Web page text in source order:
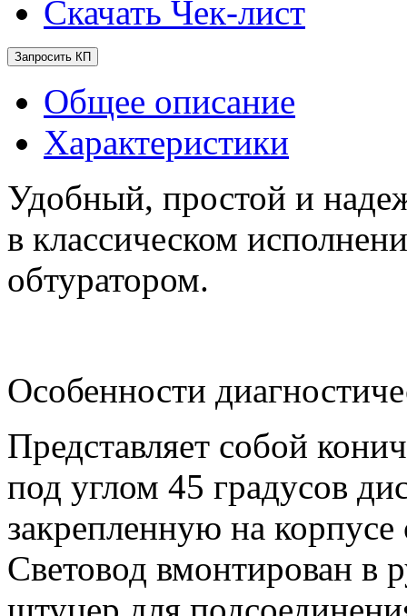
Скачать Чек-лист
Запросить КП
Общее описание
Характеристики
Удобный, простой и
в классическом
обтуратором.
Особенности
Представляет собой
под углом 45 градусов
закрепленную на
Световод вмонтирован в